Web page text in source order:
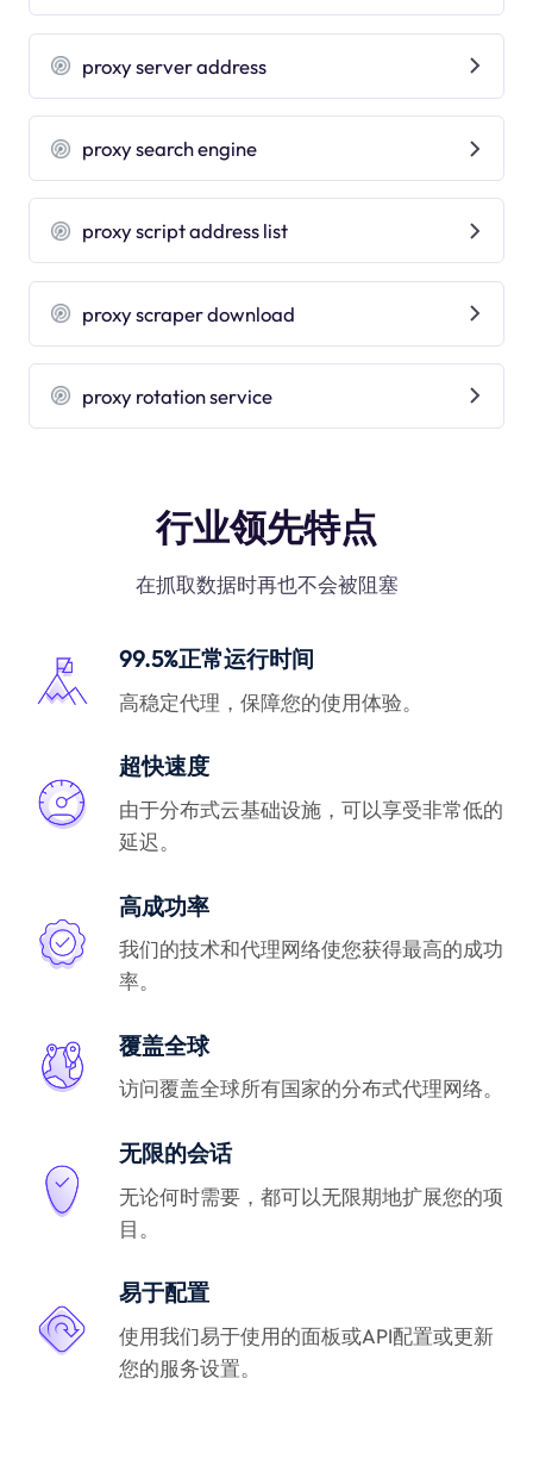
proxy server address
proxy search engine
proxy script address list
proxy scraper download
proxy rotation service
行业领先特点
在抓取数据时再也不会被阻塞
99.5%正常运行时间
高稳定代理，保障您的使用体验。
超快速度
由于分布式云基础设施，可以享受非常低的
延迟。
高成功率
我们的技术和代理网络使您获得最高的成功
率。
覆盖全球
访问覆盖全球所有国家的分布式代理网络。
无限的会话
无论何时需要，都可以无限期地扩展您的项
目。
易于配置
使用我们易于使用的面板或API配置或更新
您的服务设置。